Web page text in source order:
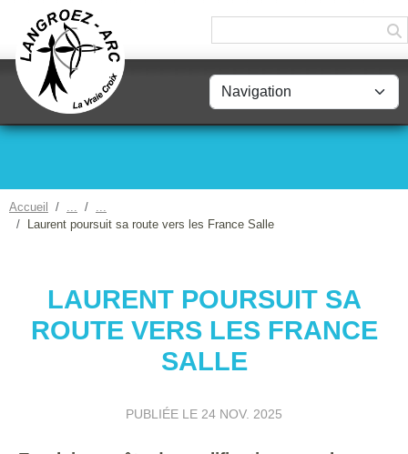
Accueil
Laurent poursuit sa route vers les France Salle
LAURENT POURSUIT SA
ROUTE VERS LES FRANCE
SALLE
PUBLIÉE LE 24 NOV. 2025
Panneau de gestion des cookies